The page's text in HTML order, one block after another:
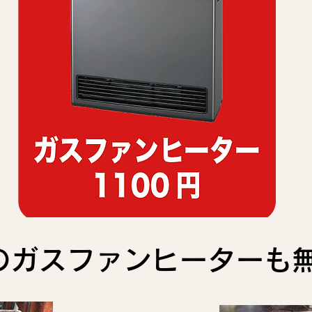
ガスファンヒーターも